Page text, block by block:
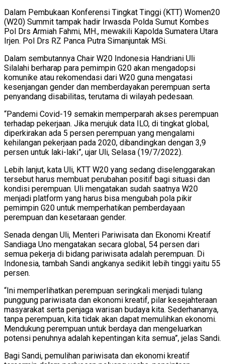
Dalam Pembukaan Konferensi Tingkat Tinggi (KTT) Women20
(W20) Summit tampak hadir Irwasda Polda Sumut Kombes
Pol Drs Armiah Fahmi, MH., mewakili Kapolda Sumatera Utara
Irjen. Pol Drs RZ Panca Putra Simanjuntak MSi.
Dalam sembutannya Chair W20 Indonesia Handriani Uli
Silalahi berharap para pemimpin G20 akan mengadopsi
komunike atau rekomendasi dari W20 guna mengatasi
kesenjangan gender dan memberdayakan perempuan serta
penyandang disabilitas, terutama di wilayah pedesaan.
“Pandemi Covid-19 semakin memperparah akses perempuan
terhadap pekerjaan. Jika merujuk data ILO, di tingkat global,
diperkirakan ada 5 persen perempuan yang mengalami
kehilangan pekerjaan pada 2020, dibandingkan dengan 3,9
persen untuk laki-laki”, ujar Uli, Selasa (19/7/2022).
Lebih lanjut, kata Uli, KTT W20 yang sedang diselenggarakan
tersebut harus membuat perubahan positif bagi situasi dan
kondisi perempuan. Uli mengatakan sudah saatnya W20
menjadi platform yang harus bisa mengubah pola pikir
pemimpin G20 untuk memperhatikan pemberdayaan
perempuan dan kesetaraan gender.
Senada dengan Uli, Menteri Pariwisata dan Ekonomi Kreatif
Sandiaga Uno mengatakan secara global, 54 persen dari
semua pekerja di bidang pariwisata adalah perempuan. Di
Indonesia, tambah Sandi angkanya sedikit lebih tinggi yaitu 55
persen.
“Ini memperlihatkan perempuan seringkali menjadi tulang
punggung pariwisata dan ekonomi kreatif, pilar kesejahteraan
masyarakat serta penjaga warisan budaya kita. Sederhananya,
tanpa perempuan, kita tidak akan dapat memulihkan ekonomi.
Mendukung perempuan untuk berdaya dan mengeluarkan
potensi penuhnya adalah kepentingan kita semua”, jelas Sandi.
Bagi Sandi, pemulihan pariwisata dan ekonomi kreatif